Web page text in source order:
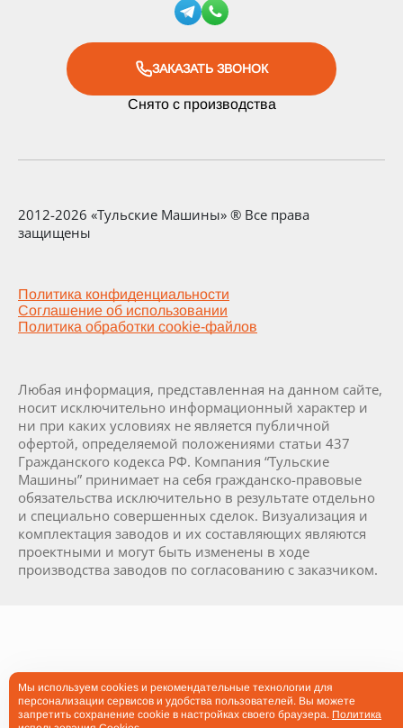
ЗАКАЗАТЬ ЗВОНОК
Снято с производства
2012-2026 «Тульские Машины» ® Все права
защищены
Политика конфиденциальности
Соглашение об использовании
Политика обработки cookie-файлов
Любая информация, представленная на данном сайте,
носит исключительно информационный характер и
ни при каких условиях не является публичной
офертой, определяемой положениями статьи 437
Гражданского кодекса РФ. Компания “Тульские
Машины” принимает на себя гражданско-правовые
обязательства исключительно в результате отдельно
и специально совершенных сделок. Визуализация и
комплектация заводов и их составляющих являются
проектными и могут быть изменены в ходе
производства заводов по согласованию с заказчиком.
Мы используем cookies и рекомендательные технологии для
персонализации сервисов и удобства пользователей. Вы можете
запретить сохранение cookie в настройках своего браузера. Политика